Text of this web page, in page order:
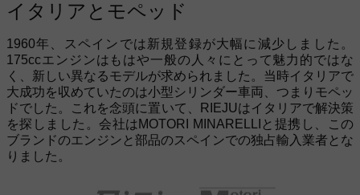
イタリアとモペッド
1960年、スペインでは新規登録が大幅に減少しました。
175ccエンジンはもはや一般の人々にとって魅力的ではな
く、新しい異なるモデルが求められました。当時イタリアで
大成功を収めていたのは小型シリンダー車両、つまりモペッ
ドでした。これを念頭に置いて、RIEJUはイタリアで解決策
を探しました。会社はMOTORI MINARELLIと提携し、この
ブランドのエンジンと部品のスペインでの独占輸入業者とな
りました。